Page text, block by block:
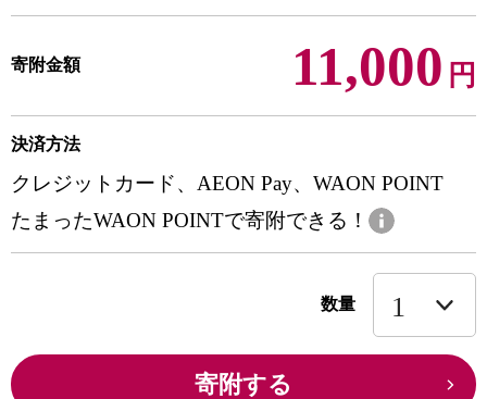
寄附金額 11,000 円
決済方法
クレジットカード、AEON Pay、WAON POINT
たまったWAON POINTで寄附できる！
数量
寄附する